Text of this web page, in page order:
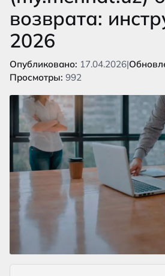
возврата:
2026
Опубликовано: 17.04.2026|
Просмотры: 992